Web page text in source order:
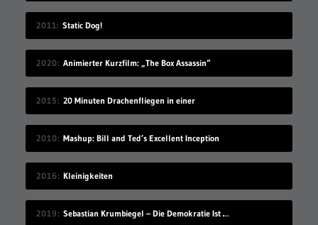
2011 Static Dog!
2020 Animierter Kurzfilm: „The Box Assassin“
2015 20 Minuten Drachenfliegen in einer
2010 Mashup: Bill and Ted’s Excellent Inception
2016 Kleinigkeiten
2019 Sebastian Krumbiegel – Die Demokratie Ist Weiblich